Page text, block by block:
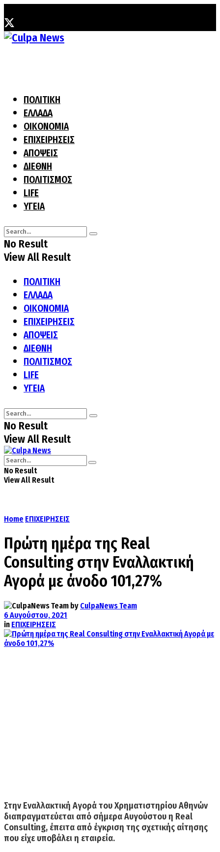
ΠΟΛΙΤΙΚΗ
ΕΛΛΑΔΑ
ΟΙΚΟΝΟΜΙΑ
ΕΠΙΧΕΙΡΗΣΕΙΣ
ΑΠΟΨΕΙΣ
ΔΙΕΘΝΗ
ΠΟΛΙΤΙΣΜΟΣ
LIFE
ΥΓΕΙΑ
No Result
View All Result
ΠΟΛΙΤΙΚΗ
ΕΛΛΑΔΑ
ΟΙΚΟΝΟΜΙΑ
ΕΠΙΧΕΙΡΗΣΕΙΣ
ΑΠΟΨΕΙΣ
ΔΙΕΘΝΗ
ΠΟΛΙΤΙΣΜΟΣ
LIFE
ΥΓΕΙΑ
No Result
View All Result
No Result
View All Result
Home ΕΠΙΧΕΙΡΗΣΕΙΣ
Πρώτη ημέρα της Real
Consulting στην Εναλλακτική
Αγορά με άνοδο 101,27%
by CulpaNews Team
6 Αυγούστου, 2021
in ΕΠΙΧΕΙΡΗΣΕΙΣ
Στην Εναλλακτική Αγορά του Χρηματιστηρίου Αθηνών
διαπραγματεύεται από σήμερα Αυγούστου η Real
Consulting, έπειτα από έγκριση της σχετικής αίτησης
που είχε υποβάλει η εταιρεία.